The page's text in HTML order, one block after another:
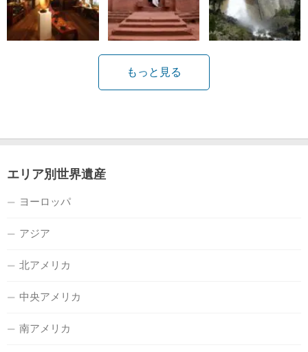
もっと見る
エリア別世界遺産
ヨーロッパ
アジア
北アメリカ
中央アメリカ
南アメリカ